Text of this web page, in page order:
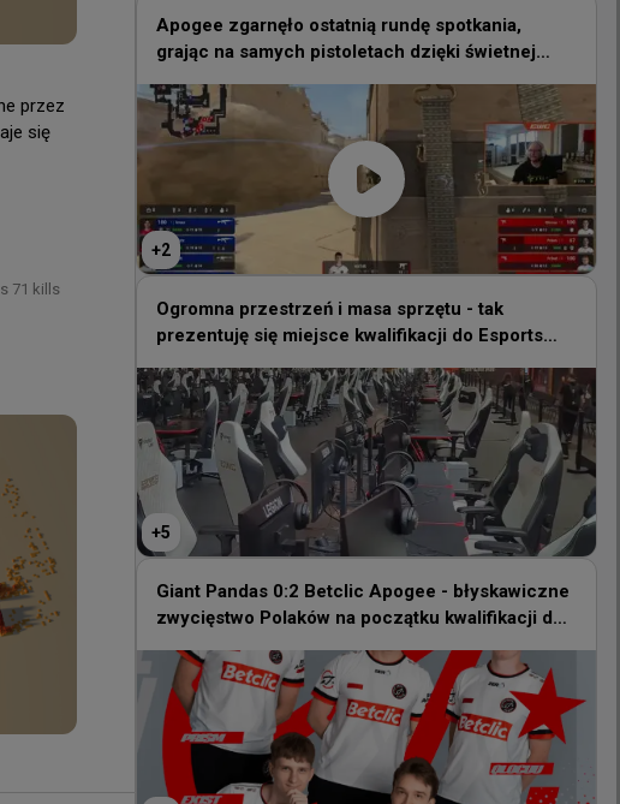
grając na samych pistoletach dzięki świetnej
postawie ex1sta oraz Demho w sytuacji 2vs5
+2
Ogromna przestrzeń i masa sprzętu - tak
prezentuję się miejsce kwalifikacji do Esports
World Cup
Giant Pandas 0:2 Betclic Apogee - błyskawiczne
zwycięstwo Polaków na początku kwalifikacji do
2
przez
się
71 kills
Apogee zgarnęło ostatnią rundę spotkania,
grając na samych pistoletach dzięki świetnej
+2
Ogromna przestrzeń i masa sprzętu - tak
prezentuję się miejsce kwalifikacji do Esports
+5
Giant Pandas 0:2 Betclic Apogee - błyskawiczne
zwycięstwo Polaków na początku kwalifikacji do